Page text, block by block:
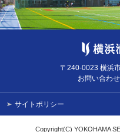
〒240-0023 横浜
お問い合わせ
サイトポリシー
Copyright(C) YOKOHAMA